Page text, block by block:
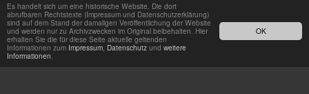
OK
Es handelt sich um eine historische Website. Die dort
abrufbaren Rechtstexte (Impressum und Datenschutzerklärung)
sind auf dem Stand der damaligen Veröffentlichung der Website
und werden nur zu Archivzwecken im Original beibehalten. Hier
erhalten Sie die für diese Seite aktuelle geltenden
Informationen zum Impressum, Datenschutz und weitere
Informationen.